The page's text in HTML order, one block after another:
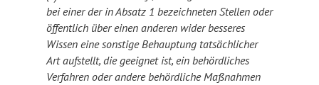
bei einer der in Absatz 1 bezeichneten Stellen oder
öffentlich über einen anderen wider besseres
Wissen eine sonstige Behauptung tatsächlicher
Art aufstellt, die geeignet ist, ein behördliches
Verfahren oder andere behördliche Maßnahmen